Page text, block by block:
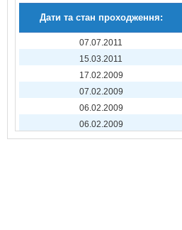
Дати та стан проходження:
07.07.2011
15.03.2011
17.02.2009
07.02.2009
06.02.2009
06.02.2009